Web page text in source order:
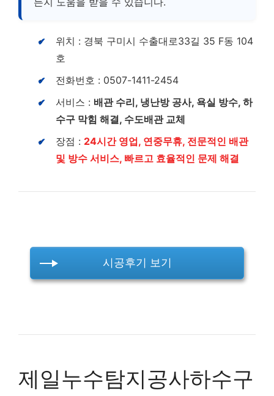
위치 : 경북 구미시 수출대로33길 35 F동 104
호
전화번호 : 0507-1411-2454
서비스 : 배관 수리, 냉난방 공사, 욕실 방수, 하
수구 막힘 해결, 수도배관 교체
장점 : 24시간 영업, 연중무휴, 전문적인 배관
및 방수 서비스, 빠르고 효율적인 문제 해결
시공후기 보기
제일누수탐지공사하수구